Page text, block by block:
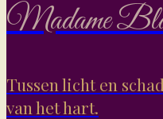
Madame
Tussen licht en
van het hart.